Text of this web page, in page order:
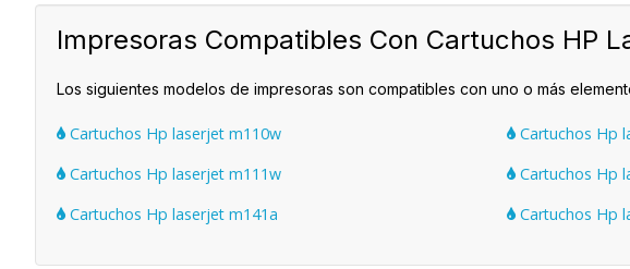
Impresoras Compatibles Con Cartuchos HP
Los siguientes modelos de impresoras son compatibles con uno o más
Cartuchos Hp laserjet m110w Cartuchos Hp
Cartuchos Hp laserjet m111w
Cartuchos Hp
Cartuchos Hp laserjet m141a
Cartuchos Hp